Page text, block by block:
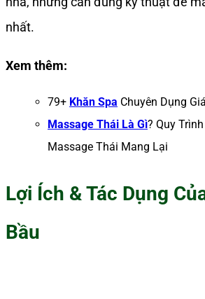
nhất.
Xem thêm:
79+ Khăn Spa Chuyên Dụng
Massage Thái Là Gì? Quy
Massage Thái Mang Lại
Lợi Ích & Tác Dụng
Bầu